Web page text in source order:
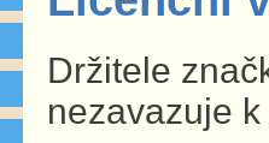
Držitele
nezavazuje